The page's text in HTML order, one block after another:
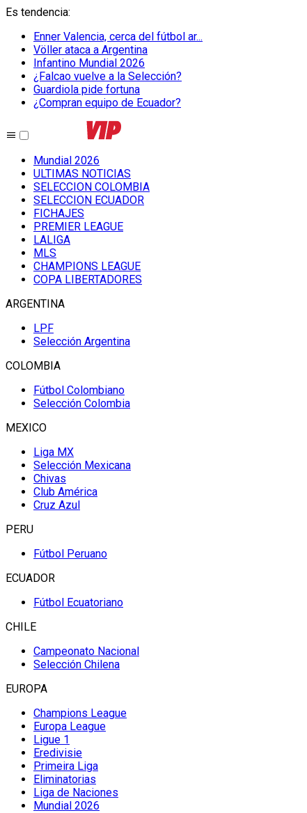
Es tendencia:
Enner Valencia, cerca del fútbol ar...
Völler ataca a Argentina
Infantino Mundial 2026
¿Falcao vuelve a la Selección?
Guardiola pide fortuna
¿Compran equipo de Ecuador?
Mundial 2026
ULTIMAS NOTICIAS
SELECCION COLOMBIA
SELECCION ECUADOR
FICHAJES
PREMIER LEAGUE
LALIGA
MLS
CHAMPIONS LEAGUE
COPA LIBERTADORES
ARGENTINA
LPF
Selección Argentina
COLOMBIA
Fútbol Colombiano
Selección Colombia
MEXICO
Liga MX
Selección Mexicana
Chivas
Club América
Cruz Azul
PERU
Fútbol Peruano
ECUADOR
Fútbol Ecuatoriano
CHILE
Campeonato Nacional
Selección Chilena
EUROPA
Champions League
Europa League
Ligue 1
Eredivisie
Primeira Liga
Eliminatorias
Liga de Naciones
Mundial 2026